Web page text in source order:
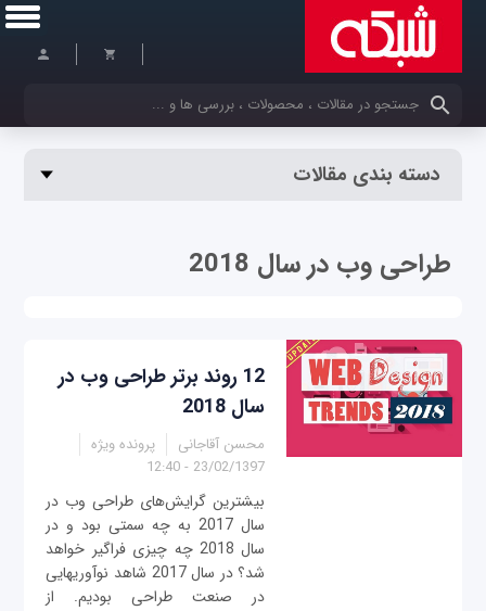
کلمات کلیدی خود را وارد کنید
دسته بندی مقالات
طراحی وب در سال 2018
12 روند برتر طراحی وب در
سال 2018
محسن آقاجانی
پرونده ویژه
23/02/1397 - 12:40
بیشترین گرایش‌های طراحی وب در
سال 2017 به چه سمتی بود و در
سال 2018 چه چیزی فراگير خواهد
شد؟ در سال 2017 شاهد نوآوری‎هایی
در صنعت طراحی بودیم. از